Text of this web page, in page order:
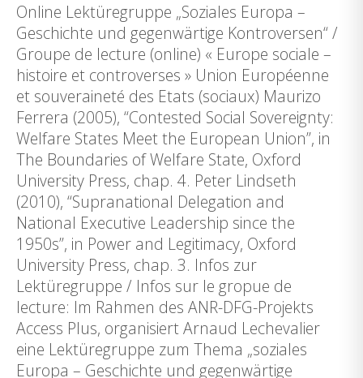
Online Lektüregruppe „Soziales Europa –
Geschichte und gegenwärtige Kontroversen“ /
Groupe de lecture (online) « Europe sociale –
histoire et controverses » Union Européenne
et souveraineté des Etats (sociaux) Maurizo
Ferrera (2005), “Contested Social Sovereignty:
Welfare States Meet the European Union”, in
The Boundaries of Welfare State, Oxford
University Press, chap. 4. Peter Lindseth
(2010), “Supranational Delegation and
National Executive Leadership since the
1950s”, in Power and Legitimacy, Oxford
University Press, chap. 3. Infos zur
Lektüregruppe / Infos sur le gropue de
lecture: Im Rahmen des ANR-DFG-Projekts
Access Plus, organisiert Arnaud Lechevalier
eine Lektüregruppe zum Thema „soziales
Europa – Geschichte und gegenwärtige